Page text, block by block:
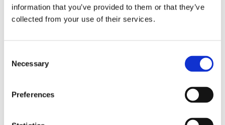
information that you’ve provided to them or that they’ve
collected from your use of their services.
Selection
Necessary
Preferences